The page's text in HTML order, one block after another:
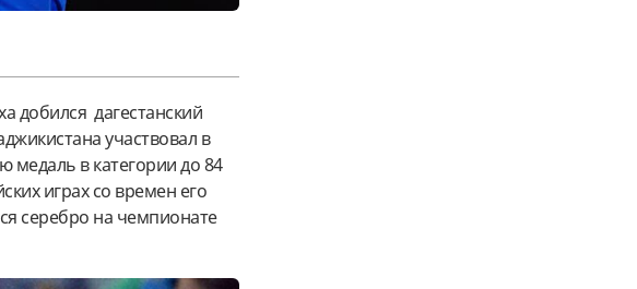
добился дагестанский
участвовал в
медаль в категории до 84
играх со времен его
серебро на чемпионате